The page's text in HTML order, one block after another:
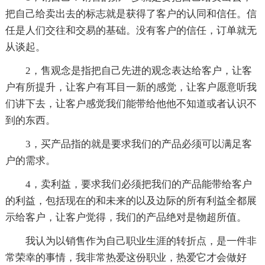
把自己给卖出去的标志就是获得了客户的认同和信任。信
任是人们交往和交易的基础。没有客户的信任，订单就无
从谈起。
2，售观念是指把自己先进的观念表达给客户，让客
户有所提升，让客户有耳目一新的感觉，让客户愿意听我
们讲下去，让客户感觉我们能带给他他不知道或者认识不
到的东西。
3，买产品指的就是要求我们的产品必须可以满足客
户的需求。
4，卖利益，要求我们必须把我们的产品能带给客户
的利益，包括现在的和未来的以及边际的所有利益全都展
示给客户，让客户觉得，我们的产品绝对是物超所值。
我认为以销售作为自己职业生涯的转折点，是一件非
常荣幸的事情，我非常热爱这份职业，热爱它才会做好